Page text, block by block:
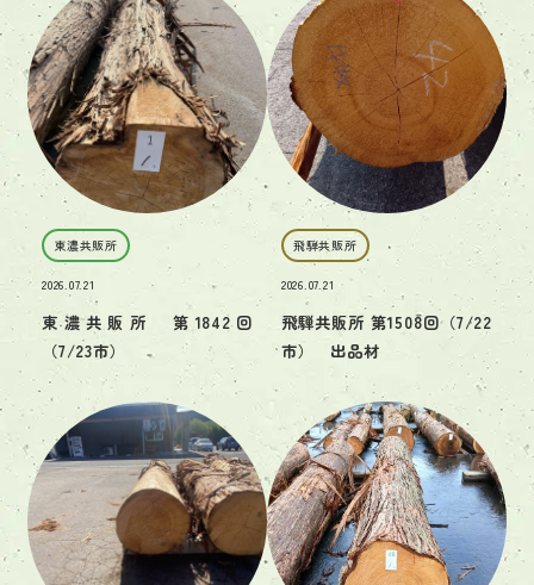
東濃共販所
2026.07.21
東濃共販所 第1842回
（7/23市）
飛騨共販所
2026.07.21
飛騨共販所 第1508回（7/22
市） 出品材